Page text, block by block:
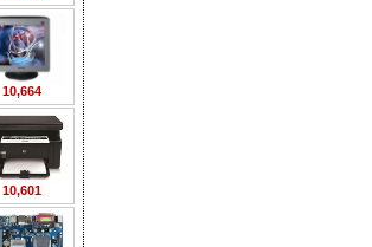
10,664
10,601